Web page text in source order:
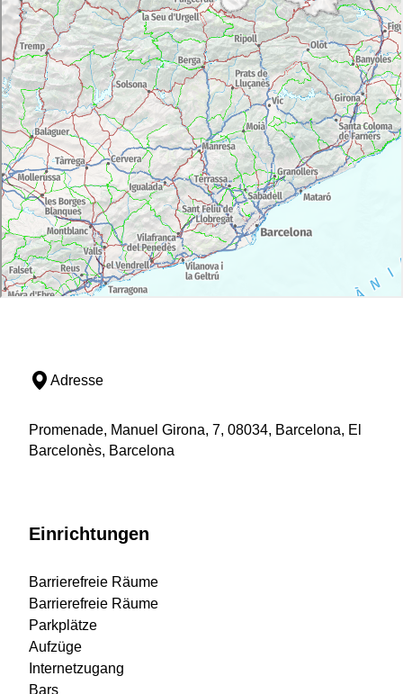
Adresse
Promenade, Manuel Girona, 7, 08034, Barcelona, El
Barcelonès, Barcelona
Einrichtungen
Barrierefreie Räume
Barrierefreie Räume
Parkplätze
Aufzüge
Internetzugang
Bars